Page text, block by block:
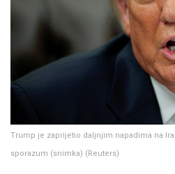
Trump je zaprijetio daljnjim napadima na
sporazum (snimka) (Reuters)